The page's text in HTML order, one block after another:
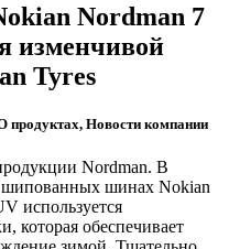
Nordman 7
изменчивой
Tyres
продуктах, Новости компании
Nordman. В
шинах Nokian
используется
которая обеспечивает